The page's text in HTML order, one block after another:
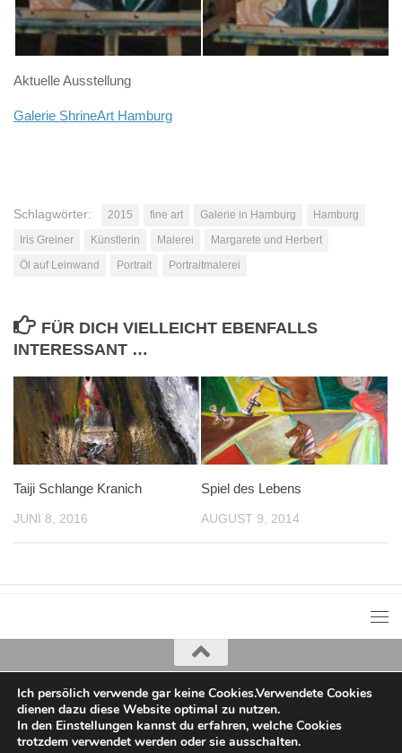
Aktuelle Ausstellung
Galerie ShrineArt Hamburg
Schlagwörter: 2015 fine art Galerie in Hamburg
Hamburg
Iris Greiner
Künstlerin Malerei
Margarete und Herbert
Öl auf Leinwand
Portrait Portraitmalerei
FÜR DICH VIELLEICHT EBENFALLS
INTERESSANT …
Taiji Schlange Kranich
JUNI 8, 2016
Spiel des Lebens
AUGUST 9, 2014
Iris Greiner
copyright 2022
Ich persölich verwende gar keine Cookies.Verwendete Cookies
dienen dazu diese Website optimal zu nutzen.
In den Einstellungen kannst du erfahren, welche Cookies
trotzdem verwendet werden oder sie ausschalten.